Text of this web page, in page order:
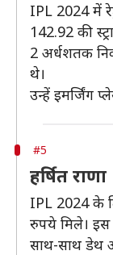
IPL 2024 में
142.92 की
2 अर्धशतक
थे।
उन्हें इमर्जिंग
#5
हर्षित राणा
IPL 2024 के
रुपये मिले।
साथ-साथ डेथ